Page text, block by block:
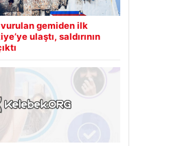
vurulan gemiden ilk
ulaştı, saldırının